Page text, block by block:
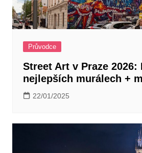
Průvodce
Street Art v Praze 2026:
nejlepších murálech +
22/01/2025